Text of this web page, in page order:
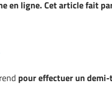
en ligne. Cet article fait
pour effectuerun